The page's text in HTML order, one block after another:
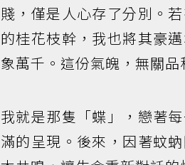
賤，僅是人心存了分別。
的桂花枝幹，我也將其豪
象萬千。這份氣魄，無關
我就是那隻「蝶」，戀著
滿的呈現。後來，因著蚊